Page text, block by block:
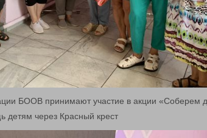
БООВ принимают участие в акции «Соберем
детям через Красный крест